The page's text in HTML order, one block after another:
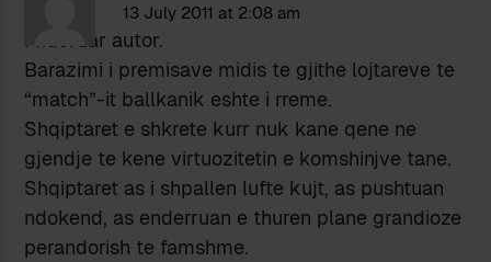
13 July 2011 at 2:08 am
I nderuar autor.
Barazimi i premisave midis te gjithe lojtareve te
“match”-it ballkanik eshte i rreme.
Shqiptaret e shkrete kurr nuk kane qene ne
gjendje te kene virtuozitetin e komshinjve tane.
Shqiptaret as i shpallen lufte kujt, as pushtuan
ndokend, as enderruan e thuren plane grandioze
perandorish te famshme.